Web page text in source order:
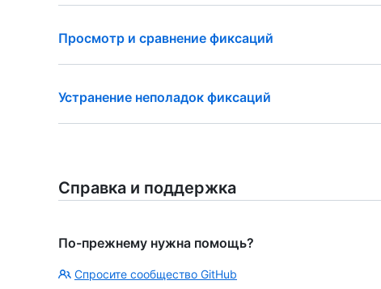
Просмотр и сравнение фиксаций
Устранение неполадок фиксаций
Справка и поддержка
По-прежнему нужна помощь?
Спросите сообщество GitHub